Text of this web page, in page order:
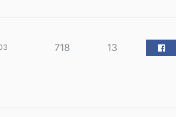
суулгана гэх мэтээр
718 13